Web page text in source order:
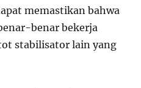
memastikan bahwa
benar bekerja
stabilisator lain yang